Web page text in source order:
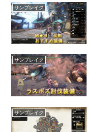
サンブレイク
サンブレイク
サンブレイク